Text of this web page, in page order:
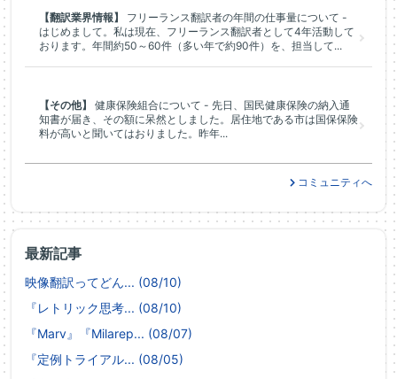
最新記事
映像翻訳ってどん... (08/10)
『レトリック思考... (08/10)
『Marv』『Milarep... (08/07)
『定例トライアル... (08/05)
【翻訳業界情報】
フリーランス翻訳者の年間の仕事量について -
はじめまして。私は現在、フリーランス翻訳者として4年活動して
おります。年間約50～60件（多い年で約90件）を、担当して...
【その他】
健康保険組合について - 先日、国民健康保険の納入通
知書が届き、その額に呆然としました。居住地である市は国保保険
料が高いと聞いてはおりました。昨年...
コミュニティへ